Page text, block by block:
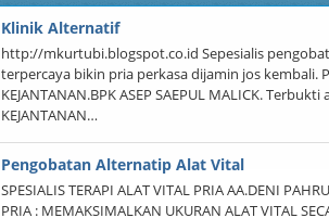
Klinik Alternatif
http://mkurtubi.blogspot.co.id Sepesialis
terpercaya bikin pria perkasa dijamin jos kembali.
KEJANTANAN.BPK ASEP SAEPUL MALICK.
KEJANTANAN…
Pengobatan Alternatip Alat Vital
SPESIALIS TERAPI ALAT VITAL PRIA AA.DENI
PRIA : MEMAKSIMALKAN UKURAN ALAT VITAL